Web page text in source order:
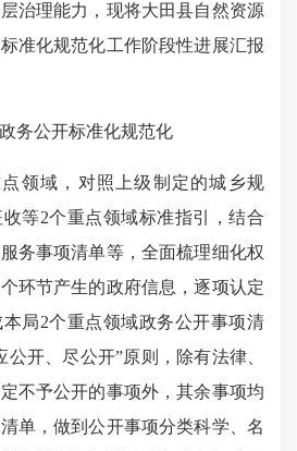
治理能力，现将大田县自然资源
准化规范化工作阶段性进展汇报
务公开标准化规范化
领域，对照上级制定的城乡规
等2个重点领域标准指引，结合
务事项清单等，全面梳理细化权
环节产生的政府信息，逐项认定
局2个重点领域政务公开事项清
开、尽公开”原则，除有法律、
不予公开的事项外，其余事项均
单，做到公开事项分类科学、名